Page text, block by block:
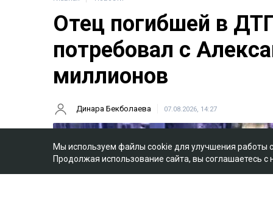
Отец погибшей в
потребовал с
миллионов
Динара Бекболаева 07.08.2026, 14:27
Мы используем файлы cookie для улучшения работы
Продолжая использование сайта, вы соглашаетесь с